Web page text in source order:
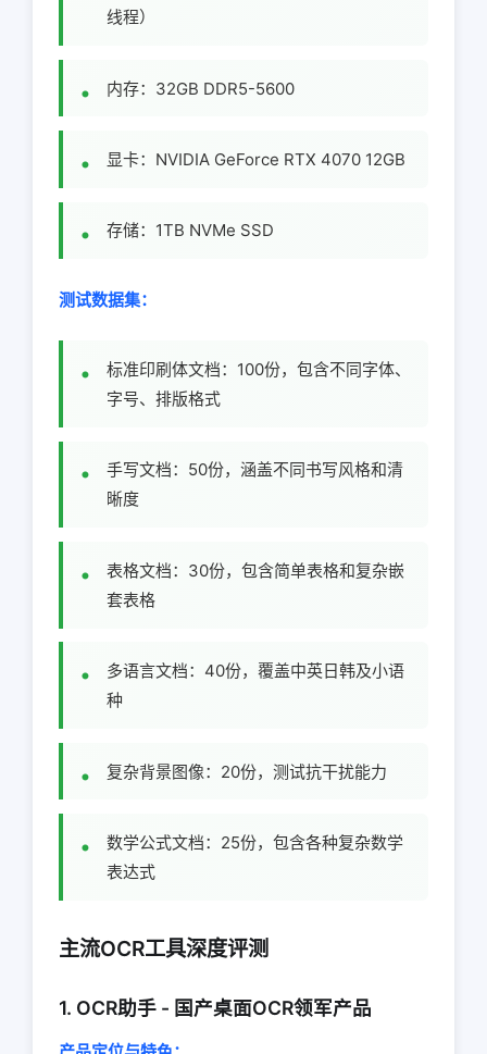
线程）
内存：32GB DDR5-5600
显卡：NVIDIA GeForce RTX 4070 12GB
存储：1TB NVMe SSD
测试数据集：
标准印刷体文档：100份，包含不同字体、
字号、排版格式
手写文档：50份，涵盖不同书写风格和清
晰度
表格文档：30份，包含简单表格和复杂嵌
套表格
多语言文档：40份，覆盖中英日韩及小语
种
复杂背景图像：20份，测试抗干扰能力
数学公式文档：25份，包含各种复杂数学
表达式
主流OCR工具深度评测
1. OCR助手 - 国产桌面OCR领军产品